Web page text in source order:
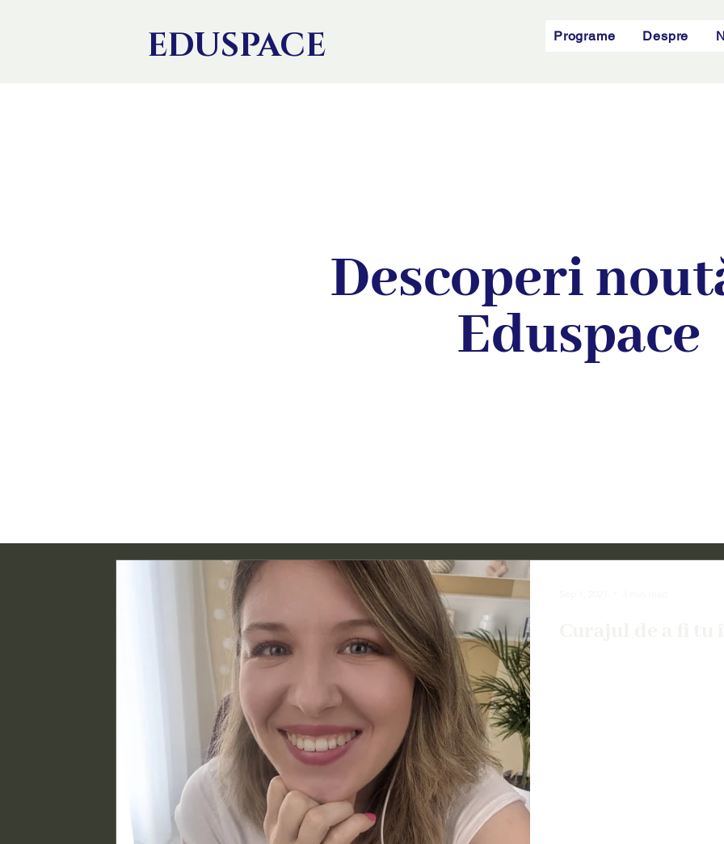
EDUSPACE Programe Despre
Descoperi
Eduspace